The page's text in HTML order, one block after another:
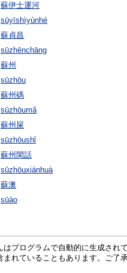
蘇伊士運河
sūyīshìyùnhé
蘇貞昌
sūzhēnchāng
蘇州
sūzhōu
蘇州碼
sūzhōumǎ
蘇州屎
sūzhōushǐ
蘇州閑話
sūzhōuxiánhuà
蘇澳
sūào
はプログラムで自動的に生成され
まれていることもあります。ご了